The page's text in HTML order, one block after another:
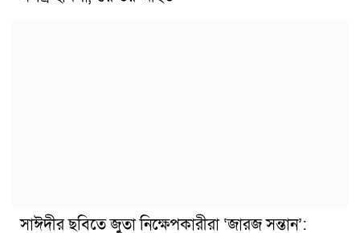
সাঈদীর ছবিতে জুতা নিক্ষেপকারীরা ‘জারজ সন্তান’: